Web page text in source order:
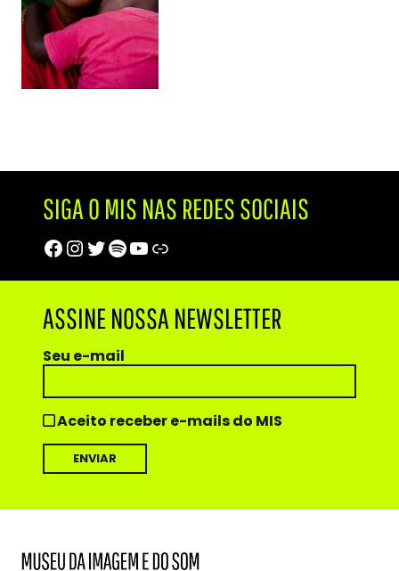
SIGA O MIS NAS REDES SOCIAIS
Facebook
Instagram
Twitter
Spotify
Youtube
Trip Advisor
ASSINE NOSSA NEWSLETTER
Seu e-mail
Aceito receber e-mails do MIS